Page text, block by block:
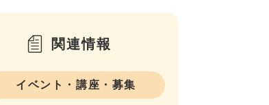
関連情報
イベント・講座・募集